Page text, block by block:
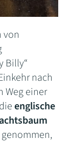
von
Billy“
nach
Weg einer
englische